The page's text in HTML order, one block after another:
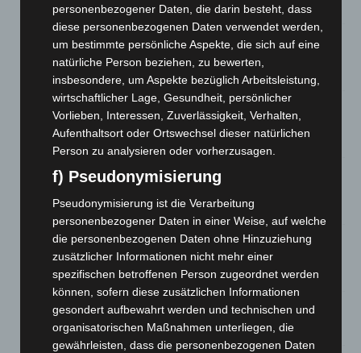
7. August 2026
Hannover: Erste Tigermücken-Population in Niedersachsen
entdeckt
7. August 2026
Brand im „Haus der Begegnung“ in Neuwarmbüchen schnell
eingedämmt
6. August 2026
Region Hannover: 21 neue Notfallsanitäter starten beim
Roten Kreuz
5. August 2026
Mann läuft mit Hockeyschläger über A7 – Polizei sucht
Zeugen
5. August 2026
Celle: Mensch stirbt bei Bagger-Unfall auf Baustelle
5. August 2026
personenbezogener Daten, die darin besteht, dass
diese personenbezogenen Daten verwendet werden,
um bestimmte persönliche Aspekte, die sich auf eine
natürliche Person beziehen, zu bewerten,
insbesondere, um Aspekte bezüglich Arbeitsleistung,
wirtschaftlicher Lage, Gesundheit, persönlicher
Vorlieben, Interessen, Zuverlässigkeit, Verhalten,
Aufenthaltsort oder Ortswechsel dieser natürlichen
Person zu analysieren oder vorherzusagen.
f) Pseudonymisierung
Pseudonymisierung ist die Verarbeitung
personenbezogener Daten in einer Weise, auf welche
die personenbezogenen Daten ohne Hinzuziehung
zusätzlicher Informationen nicht mehr einer
spezifischen betroffenen Person zugeordnet werden
können, sofern diese zusätzlichen Informationen
gesondert aufbewahrt werden und technischen und
organisatorischen Maßnahmen unterliegen, die
gewährleisten, dass die personenbezogenen Daten